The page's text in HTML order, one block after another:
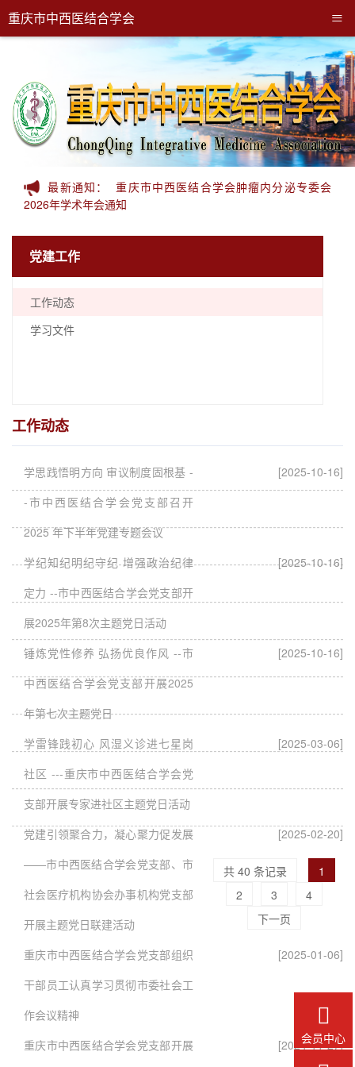
重庆市中西医结合学会 ≡
最新通知：重庆市中西医结合学会肿瘤内分泌专委会
2026年学术年会通知
党建工作
工作动态
学习文件
工作动态
学思践悟明方向 审议制度固根基 -
-市中西医结合学会党支部召开
2025 年下半年党建专题会议
[2025-10-16]
学纪知纪明纪守纪 增强政治纪律
定力 --市中西医结合学会党支部开
展2025年第8次主题党日活动
[2025-10-16]
锤炼党性修养 弘扬优良作风 --市
中西医结合学会党支部开展2025
年第七次主题党日
[2025-10-16]
学雷锋践初心 风湿义诊进七星岗
社区 ---重庆市中西医结合学会党
支部开展专家进社区主题党日活动
[2025-03-06]
党建引领聚合力，凝心聚力促发展
——市中西医结合学会党支部、市
社会医疗机构协会办事机构党支部
开展主题党日联建活动
[2025-02-20]
重庆市中西医结合学会党支部组织
干部员工认真学习贯彻市委社会工
作会议精神
[2025-01-06]
重庆市中西医结合学会党支部开展 [2024-11-27]
共 40 条记录
1
2
3
4
下一页

会员中心